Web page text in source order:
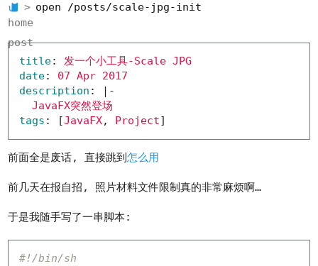
open /posts/scale-jpg-init
home
post
title:
发一个小工具-Scale JPG
date:
07 Apr 2017
description :
|-
JavaFX突然登场
tags : [JavaFX, Project]
前面全是废话, 直接跳到怎么用
前几天在报自招, 照片材料文件限制真的非常麻烦啊…
于是我随手写了一串脚本:
#!/bin/sh